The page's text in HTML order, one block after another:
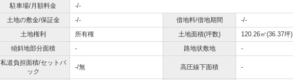
駐車場/月額料金
-/-
土地の敷金/保証金
-/- 借地料/借地期間
-/-
土地権利
所有権 土地面積(坪数)
120.26㎡(36.37坪)
傾斜地部分面積
- 路地状敷地
-
私道負担面積/セットバ
ック
-/無 高圧線下面積 -